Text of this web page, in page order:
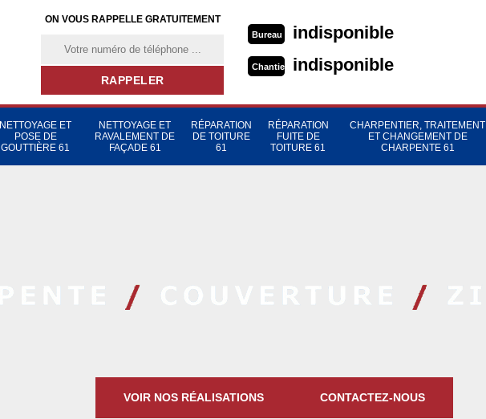
ON VOUS RAPPELLE GRATUITEMENT
Bureau indisponible
Chantier indisponible
NETTOYAGE ET
POSE DE
GOUTTIÈRE 61
NETTOYAGE ET
RAVALEMENT DE
FAÇADE 61
RÉPARATION
DE TOITURE
61
RÉPARATION
FUITE DE
TOITURE 61
CHARPENTIER, TRAITEMENT
ET CHANGEMENT DE
CHARPENTE 61
VOIR NOS RÉALISATIONS CONTACTEZ-NOUS